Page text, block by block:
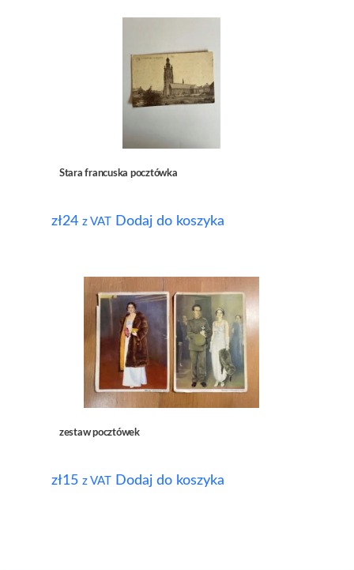
Stara francuska pocztówka
zł24 z VAT Dodaj do koszyka
zestaw pocztówek
zł15 z VAT Dodaj do koszyka